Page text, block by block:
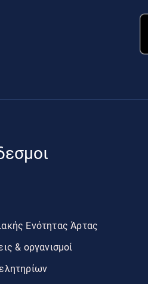
Ενότητας Άρτας
& οργανισμοί